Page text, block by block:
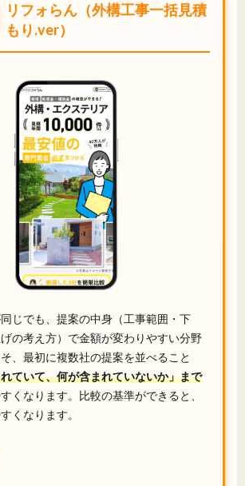
リフォらん（外構工事一括見積
もり.ver）
じでも、提案の中身（工事範囲・下
の考え方）で金額が変わりやすい分野
、最初に複数社の提案を並べること
ていて、何が含まれていないか」まで
くなります。比較の基準ができると、
くなります。